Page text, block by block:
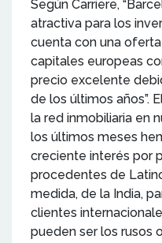
Según Carriere,
atractiva para los
cuenta con una
capitales europeas
precio excelente
de los últimos años”.
la red inmobiliaria en
los últimos meses
creciente interés por
procedentes de
medida, de la India,
clientes
pueden ser los rusos